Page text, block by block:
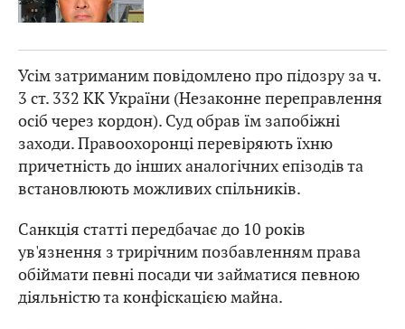
Усім затриманим повідомлено про підозру за ч.
3 ст. 332 КК України (Незаконне переправлення
осіб через кордон). Суд обрав їм запобіжні
заходи. Правоохоронці перевіряють їхню
причетність до інших аналогічних епізодів та
встановлюють можливих спільників.
Санкція статті передбачає до 10 років
ув'язнення з трирічним позбавленням права
обіймати певні посади чи займатися певною
діяльністю та конфіскацією майна.